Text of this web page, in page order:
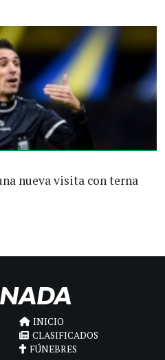
nueva visita con terna
INICIO
CLASIFICADOS
FÚNEBRES